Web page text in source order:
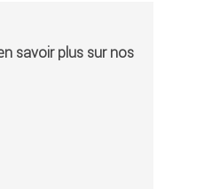
savoir plus sur nos